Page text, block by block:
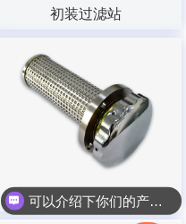
100 初装过滤站
呼吸器（空气） 可以介绍下你们的产品么？